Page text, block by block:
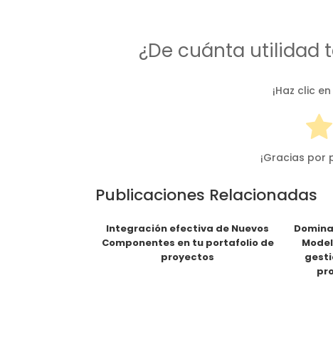
¿De cuánta utilidad
¡Haz clic
¡Gracias por
Publicaciones Relacionadas
Integración efectiva de Nuevos
Componentes en tu portafolio de
proyectos